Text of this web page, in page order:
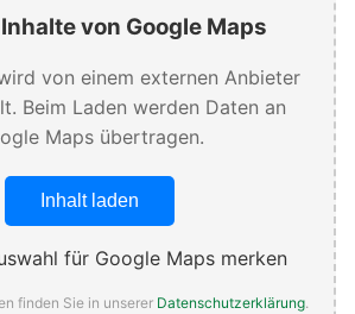
von Google Maps
von einem externen Anbieter
Beim Laden werden Daten an
Maps übertragen.
Inhalt laden
für Google Maps merken
finden Sie in unserer Datenschutzerklärung.